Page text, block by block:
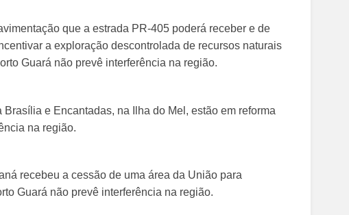
que a estrada PR-405 poderá receber e de
a exploração descontrolada de recursos naturais
Guará não prevê interferência na região.
e Encantadas, na Ilha do Mel, estão em reforma
na região.
recebeu a cessão de uma área da União para
Guará não prevê interferência na região.